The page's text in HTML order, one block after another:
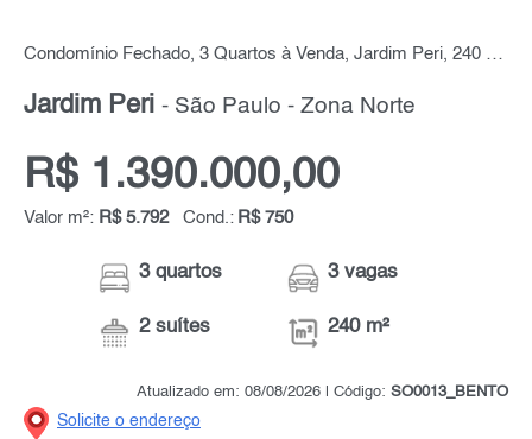
Condomínio Fechado, 3 Quartos à Venda, Jardim Peri, 240 m² por R$ 1.390.000,00
Jardim Peri - São Paulo - Zona Norte
R$ 1.390.000,00
Valor m²: R$ 5.792 Cond.: R$ 750
3 quartos
2 suítes
3 vagas
240 m²
Atualizado em: 08/08/2026 | Código: SO0013_BENTO
Solicite o endereço